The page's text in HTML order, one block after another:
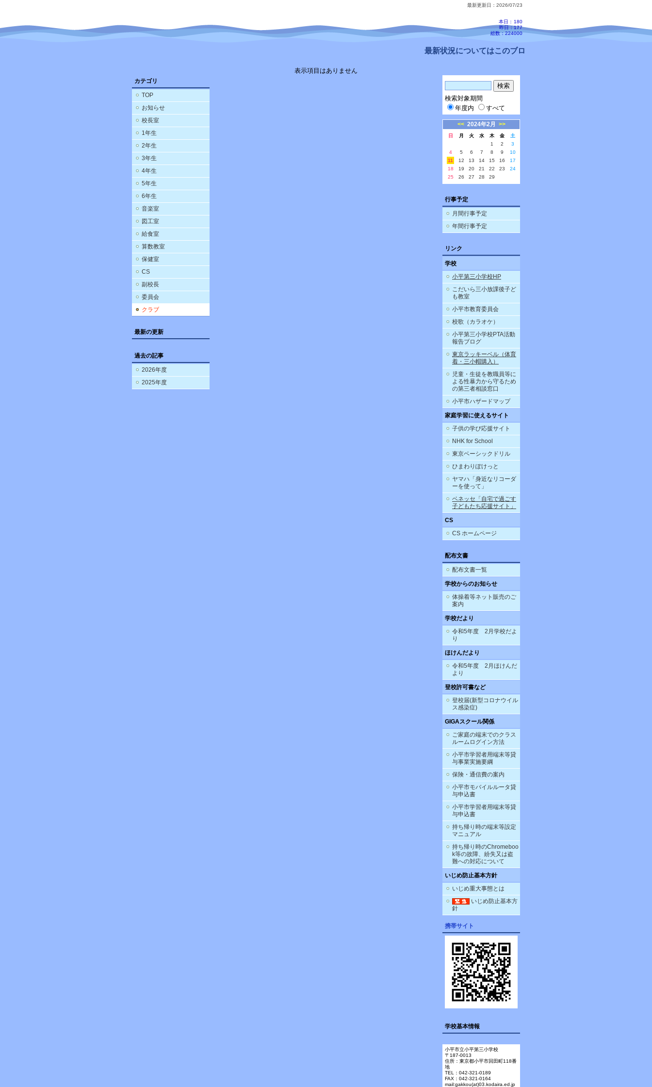
最新更新日：2026/07/23
本日： 180
昨日：177
総数：224000
最新状況についてはこのブログ、配信メールをご確認ください。
カテゴリ
TOP
お知らせ
校長室
1年生
2年生
3年生
4年生
5年生
6年生
音楽室
図工室
給食室
算数教室
保健室
CS
副校長
委員会
クラブ
最新の更新
過去の記事
2026年度
2025年度
表示項目はありません
検索対象期間
年度内
すべて
<< 2024年2月 >>
日 月 火 水 木 金
土
1
2
3
4
5 6 7 8 9
10
11
12 13 14 15 16
17
18
19 20 21 22 23
24
25
26 27 28 29
行事予定
月間行事予定
年間行事予定
リンク
学校
小平第三小学校HP
こだいら三小放課後子ど
も教室
小平市教育委員会
校歌（カラオケ）
小平第三小学校PTA活動
報告ブログ
東京ラッキーベル（体育
着・三小帽購入）
児童・生徒を教職員等に
よる性暴力から守るため
の第三者相談窓口
小平市ハザードマップ
家庭学習に使えるサイト
子供の学び応援サイト
NHK for School
東京ベーシックドリル
ひまわりぽけっと
ヤマハ「身近なリコーダ
ーを使って」
ベネッセ「自宅で過ごす
子どもたち応援サイト」
CS
CS ホームページ
配布文書
配布文書一覧
学校からのお知らせ
体操着等ネット販売のご
案内
学校だより
令和5年度 2月学校だよ
り
ほけんだより
令和5年度 2月ほけんだ
より
登校許可書など
登校届(新型コロナウイル
ス感染症)
GIGAスクール関係
ご家庭の端末でのクラス
ルームログイン方法
小平市学習者用端末等貸
与事業実施要綱
保険・通信費の案内
小平市モバイルルータ貸
与申込書
小平市学習者用端末等貸
与申込書
持ち帰り時の端末等設定
マニュアル
持ち帰り時のChromeboo
k等の故障、紛失又は盗
難への対応について
いじめ防止基本方針
いじめ重大事態とは
いじめ防止基本方
針
携帯サイト
学校基本情報
小平市立小平第三小学校
〒187-0013
住所：東京都小平市回田町118番
地
TEL：042-321-0189
FAX：042-321-0164
mail:gakkou(at)03.kodaira.ed.jp